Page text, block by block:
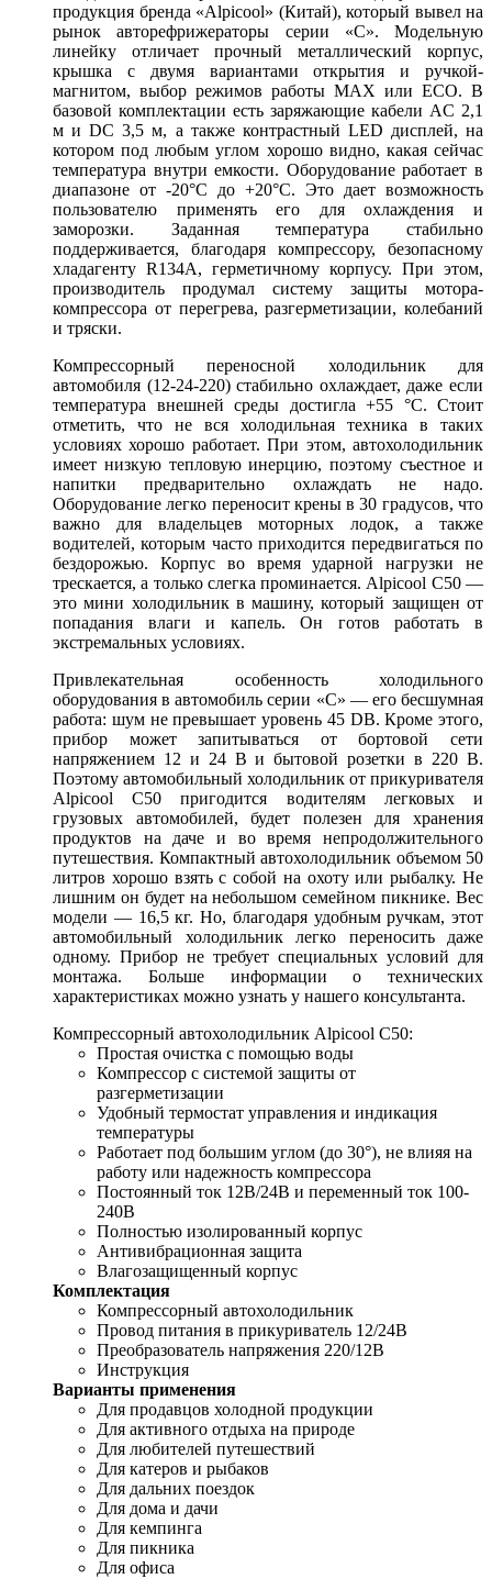
продукция бренда «Alpicool» (Китай), который вывел на
рынок авторефрижераторы серии «С». Модельную
линейку отличает прочный металлический корпус,
крышка с двумя вариантами открытия и ручкой-
магнитом, выбор режимов работы MAX или ECO. В
базовой комплектации есть заряжающие кабели AC 2,1
м и DC 3,5 м, а также контрастный LED дисплей, на
котором под любым углом хорошо видно, какая сейчас
температура внутри емкости. Оборудование работает в
диапазоне от -20°С до +20°С. Это дает возможность
пользователю применять его для охлаждения и
заморозки. Заданная температура стабильно
поддерживается, благодаря компрессору, безопасному
хладагенту R134A, герметичному корпусу. При этом,
производитель продумал систему защиты мотора-
компрессора от перегрева, разгерметизации, колебаний
и тряски.
Компрессорный переносной холодильник для
автомобиля (12-24-220) стабильно охлаждает, даже если
температура внешней среды достигла +55 °С. Стоит
отметить, что не вся холодильная техника в таких
условиях хорошо работает. При этом, автохолодильник
имеет низкую тепловую инерцию, поэтому съестное и
напитки предварительно охлаждать не надо.
Оборудование легко переносит крены в 30 градусов, что
важно для владельцев моторных лодок, а также
водителей, которым часто приходится передвигаться по
бездорожью. Корпус во время ударной нагрузки не
трескается, а только слегка проминается. Alpicool С50 —
это мини холодильник в машину, который защищен от
попадания влаги и капель. Он готов работать в
экстремальных условиях.
Привлекательная особенность холодильного
оборудования в автомобиль серии «С» — его бесшумная
работа: шум не превышает уровень 45 DB. Кроме этого,
прибор может запитываться от бортовой сети
напряжением 12 и 24 В и бытовой розетки в 220 В.
Поэтому автомобильный холодильник от прикуривателя
Alpicool С50 пригодится водителям легковых и
грузовых автомобилей, будет полезен для хранения
продуктов на даче и во время непродолжительного
путешествия. Компактный автохолодильник объемом 50
литров хорошо взять с собой на охоту или рыбалку. Не
лишним он будет на небольшом семейном пикнике. Вес
модели — 16,5 кг. Но, благодаря удобным ручкам, этот
автомобильный холодильник легко переносить даже
одному. Прибор не требует специальных условий для
монтажа. Больше информации о технических
характеристиках можно узнать у нашего консультанта.
Компрессорный автохолодильник Alpicool C50:
Простая очистка с помощью воды
Компрессор с системой защиты от
разгерметизации
Удобный термостат управления и индикация
температуры
Работает под большим углом (до 30°), не влияя на
работу или надежность компрессора
Постоянный ток 12В/24В и переменный ток 100-
240В
Полностью изолированный корпус
Антивибрационная защита
Влагозащищенный корпус
Комплектация
Компрессорный автохолодильник
Провод питания в прикуриватель 12/24В
Преобразователь напряжения 220/12В
Инструкция
Варианты применения
Для продавцов холодной продукции
Для активного отдыха на природе
Для любителей путешествий
Для катеров и рыбаков
Для дальних поездок
Для дома и дачи
Для кемпинга
Для пикника
Для офиса